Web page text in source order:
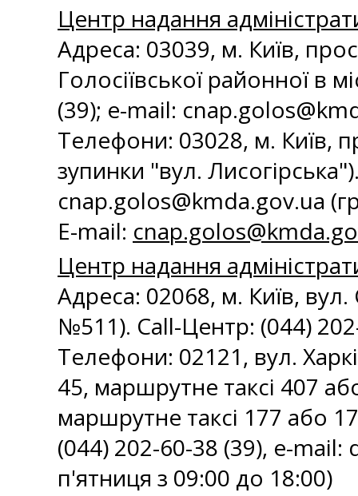
Центр надання
Адреса: 03039, м. Київ,
Голосіївської районної в
(39); e-mail:
Телефони: 03028, м. Київ,
зупинки "вул.
cnap.golos@kmda.gov.ua
E-mail:
Центр надання
Адреса: 02068, м. Київ,
№511). Call-Центр: (044)
Телефони: 02121, вул.
45, маршрутне таксі 407
маршрутне таксі 177 або
(044) 202-60-38 (39), e-mail:
п'ятниця з 09:00 до 18:00)